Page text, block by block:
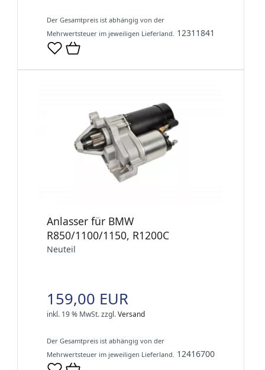
Der Gesamtpreis ist abhängig von der
Mehrwertsteuer im jeweiligen Lieferland. 12311841
Anlasser für BMW
R850/1100/1150, R1200C
Neuteil
159,00 EUR
inkl. 19 % MwSt.zzgl.Versand
Der Gesamtpreis ist abhängig von der
Mehrwertsteuer im jeweiligen Lieferland. 12416700